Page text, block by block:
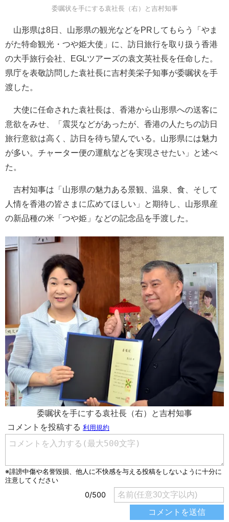
委嘱状を手にする袁社長（右）と吉村知事
山形県は8日、山形県の観光などをPRしてもらう「やま
がた特命観光・つや姫大使」に、訪日旅行を取り扱う香港
の大手旅行会社、EGLツアーズの袁文英社長を任命した。
県庁を表敬訪問した袁社長に吉村美栄子知事が委嘱状を手
渡した。
大使に任命された袁社長は、香港から山形県への送客に
意欲をみせ、「震災などがあったが、香港の人たちの訪日
旅行意欲は高く、訪日を待ち望んでいる。山形県には魅力
が多い。チャーター便の運航などを実現させたい」と述べ
た。
吉村知事は「山形県の魅力ある景観、温泉、食、そして
人情を香港の皆さまに広めてほしい」と期待し、山形県産
の新品種の米「つや姫」などの記念品を手渡した。
委嘱状を手にする袁社長（右）と吉村知事